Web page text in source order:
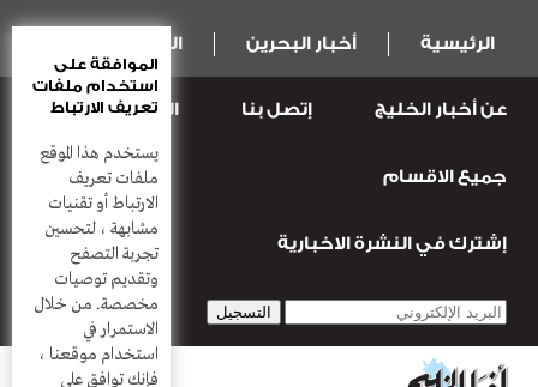
الرئيسية أخبار البحرين المال و الاقتصاد
عربية ودولية الرياضة
قضـايــا وحـــوادث أعمدة
عن أخبار الخليج إتصل بنا المطبعة
جميع الاقسام
إشترك في النشرة الاخبارية
الموافقة على
استخدام ملفات
تعريف الارتباط
يستخدم هذا الموقع
ملفات تعريف
الارتباط أو تقنيات
مشابهة ، لتحسين
تجربة التصفح
وتقديم توصيات
مخصصة. من خلال
الاستمرار في
استخدام موقعنا ،
فإنك توافق على